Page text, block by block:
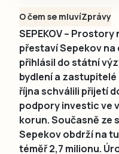
O čem se mluvíZprávy
SEPEKOV –
přestaví Sepekov na
přihlásil do státní
bydlení a zastupitelé
října schválili přijetí
podpory investic ve
korun. Současně
Sepekov obdrží na
téměř 2,7 milionu.